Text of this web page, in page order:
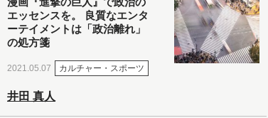
エッセンスを。 良質なエンタ
ーテイメントは「政治離れ」
の処方箋
2021.05.07 カルチャー・スポーツ
井田 真人